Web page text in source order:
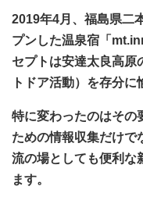
2019年4月、福島県二
プンした温泉宿「
セプトは安達太良高原
トドア活動）を存分に
特に変わったのはその
ための情報収集だけで
流の場としても便利な
ます。